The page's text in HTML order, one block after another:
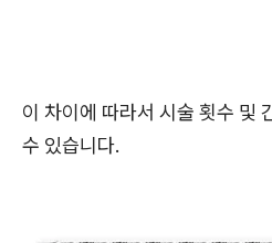
이 차이에 따라서 시술 횟수 및
수 있습니다.